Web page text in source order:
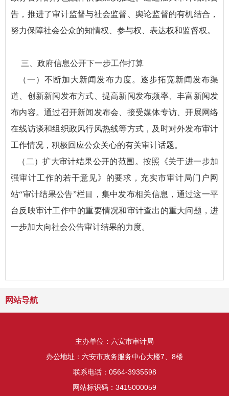
告，推进了审计监督与社会监督、舆论监督的有机结合，
努力保障社会公众的知情权、参与权、表达权和监督权。
三、政府信息公开下一步工作打算
（一）不断加大新闻发布力度。逐步拓宽新闻发布渠
道、创新新闻发布方式、提高新闻发布频率、丰富新闻发
布内容。通过召开新闻发布会、接受媒体专访、开展网络
在线访谈和组织政风行风热线等方式，及时对外发布审计
工作情况，积极回应公众关心的有关审计话题。
（二）扩大审计结果公开的范围。按照《关于进一步加
强审计工作的若干意见》的要求，充实市审计局门户网
站“审计结果公告”栏目，集中发布相关信息，通过这一平
台反映审计工作中的重要情况和审计查出的重大问题，进
一步加大向社会公告审计结果的力度。
网站导航
主办单位：六安市审计局
办公地址：六安市政务服务中心大楼7、8楼
联系电话：0564-3935598
网站标识码：3415000059